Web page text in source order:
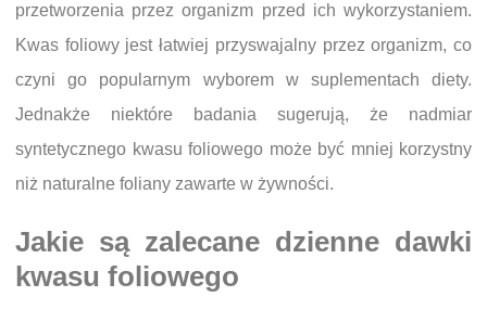
przetworzenia przez organizm przed ich wykorzystaniem.
Kwas foliowy jest łatwiej przyswajalny przez organizm, co
czyni go popularnym wyborem w suplementach diety.
Jednakże niektóre badania sugerują, że nadmiar
syntetycznego kwasu foliowego może być mniej korzystny
niż naturalne foliany zawarte w żywności.
Jakie są zalecane dzienne dawki
kwasu foliowego